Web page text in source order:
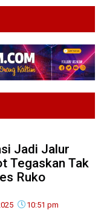
Jadi Jalur
Tegaskan Tak
Ruko
10:51 pm